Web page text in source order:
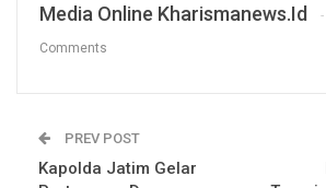
Media Online Kharismanews.id
Comments
PREV POST
Kapolda Jatim Gelar